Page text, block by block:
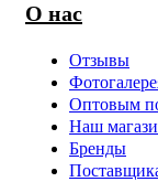
О нас
Отзывы
Оптовым
Наш
Бренды